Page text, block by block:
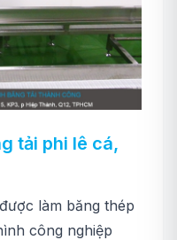
tải phi lê cá,
làm băng thép
công nghiệp